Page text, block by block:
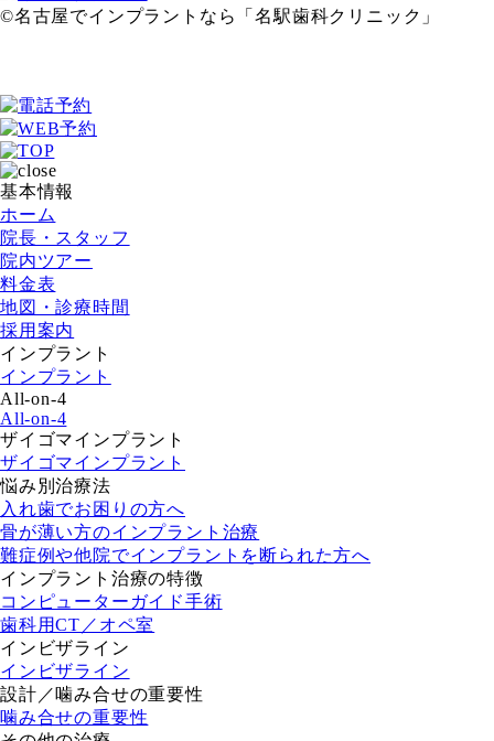
©名古屋でインプラントなら「名駅歯科クリニック」
基本情報
ホーム
院長・スタッフ
院内ツアー
料金表
地図・診療時間
採用案内
インプラント
インプラント
All-on-4
All-on-4
ザイゴマインプラント
ザイゴマインプラント
悩み別治療法
入れ歯でお困りの方へ
骨が薄い方のインプラント治療
難症例や他院でインプラントを断られた方へ
インプラント治療の特徴
コンピューターガイド手術
歯科用CT／オペ室
インビザライン
インビザライン
設計／噛み合せの重要性
噛み合せの重要性